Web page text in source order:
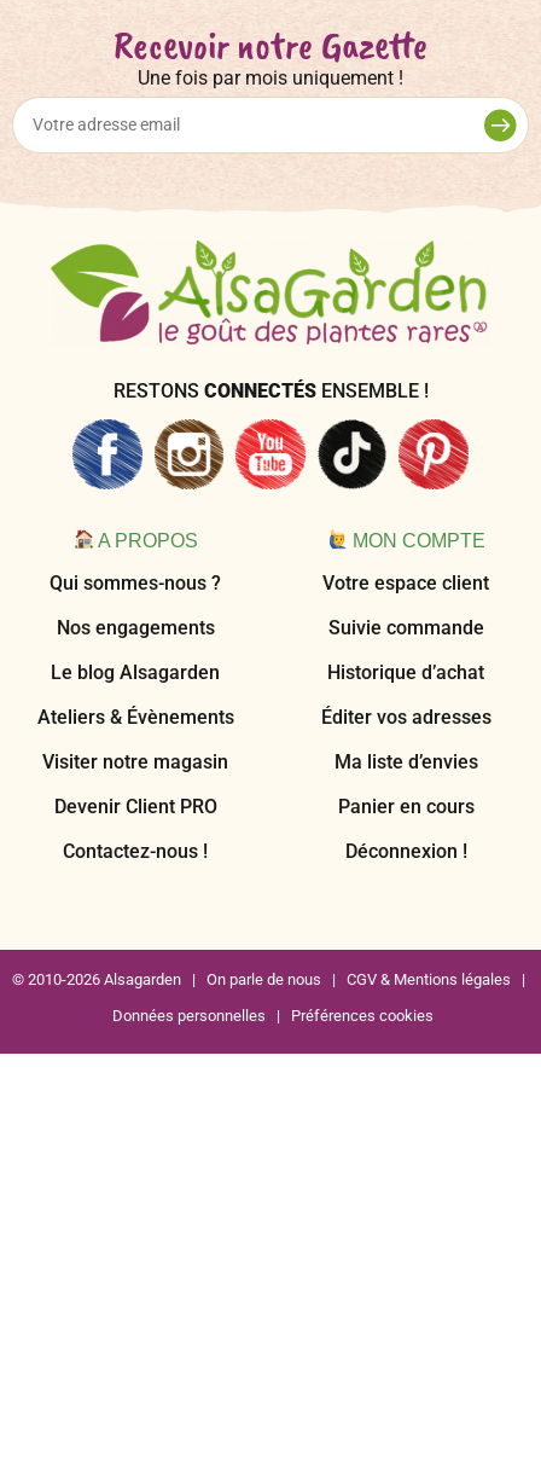
Recevoir notre Gazette
Une fois par mois uniquement !
RESTONS CONNECTÉS ENSEMBLE !
A PROPOS
Qui sommes-nous ?
Nos engagements
Le blog Alsagarden
Ateliers & Évènements
Visiter notre magasin
Devenir Client PRO
Contactez-nous !
MON COMPTE
Votre espace client
Suivie commande
Historique d’achat
Éditer vos adresses
Ma liste d’envies
Panier en cours
Déconnexion !
© 2010-2026 Alsagarden | On parle de nous | CGV & Mentions légales |
Données personnelles | Préférences cookies